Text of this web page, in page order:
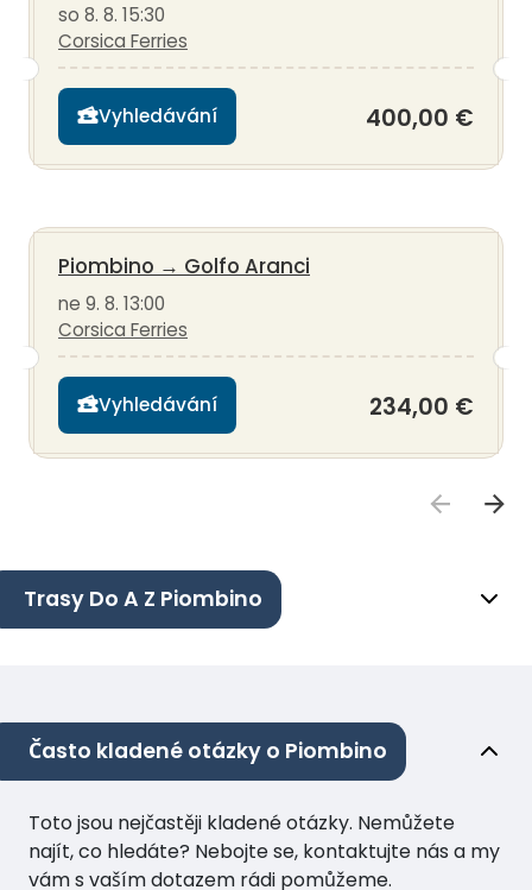
so 8. 8. 15:30
Corsica Ferries
Vyhledávání 400,00 €
Piombino → Golfo Aranci
ne 9. 8. 13:00
Corsica Ferries
Vyhledávání 234,00 €
Trasy Do A Z Piombino
Často kladené otázky o Piombino
Toto jsou nejčastěji kladené otázky. Nemůžete
najít, co hledáte? Nebojte se, kontaktujte nás a my
vám s vaším dotazem rádi pomůžeme.